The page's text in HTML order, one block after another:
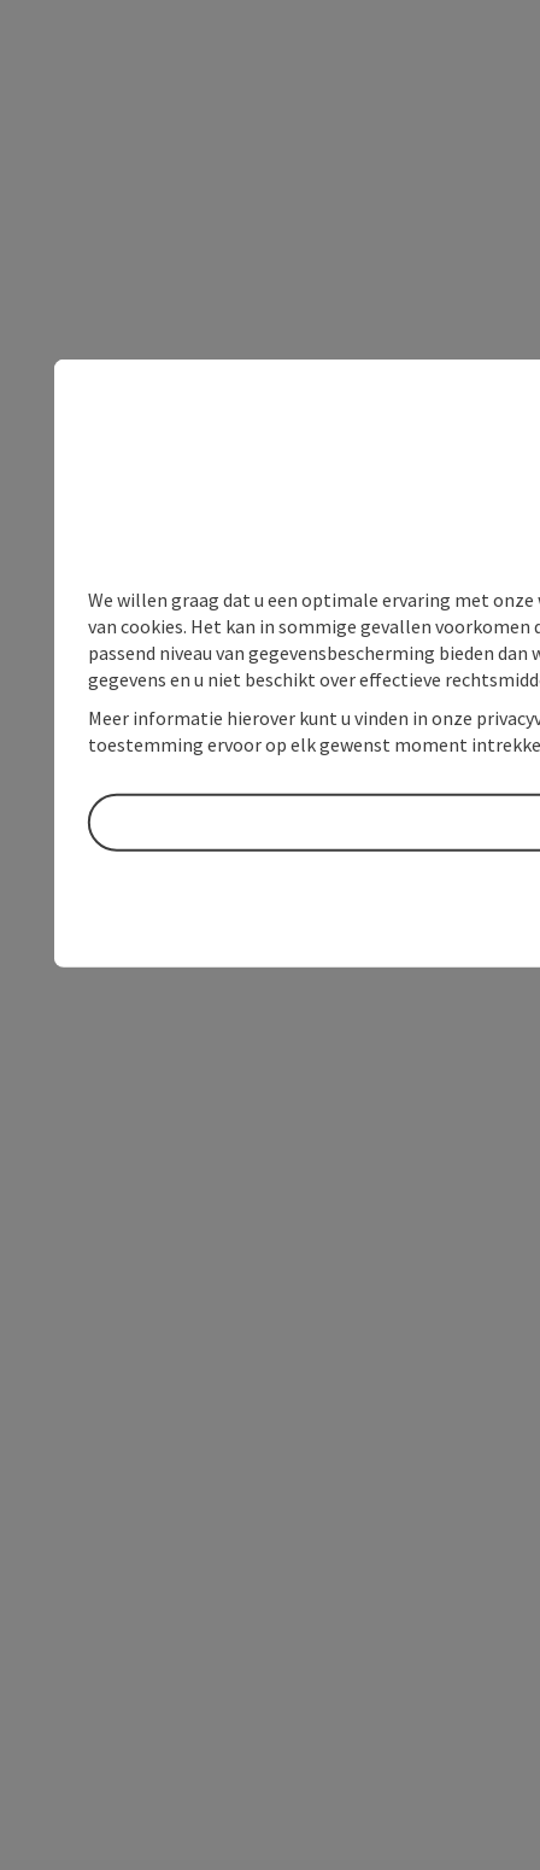
We willen graag dat u een optimale ervaring met
van cookies. Het kan in sommige gevallen voorkomen
passend niveau van gegevensbescherming bieden
gegevens en u niet beschikt over effectieve
Meer informatie hierover kunt u vinden in onze
toestemming ervoor op elk gewenst moment